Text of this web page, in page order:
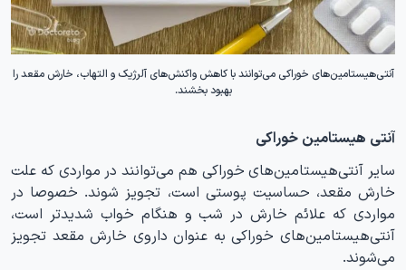
آنتی‌هیستامین‌های خوراکی می‌توانند با کاهش واکنش‌های آلرژیک و التهاب، خارش مقعد را
بهبود بخشند.
آنتی هیستامین خوراکی
سایر آنتی‌هیستامین‌های خوراکی هم می‌توانند در مواردی که علت
خارش مقعد، حساسیت پوستی است، تجویز شوند. خصوصا در
مواردی که علائم خارش در شب و هنگام خواب شدیدتر است،
آنتی‌هیستامین‌های خوراکی به عنوان داروی خارش مقعد تجویز
می‌شوند.